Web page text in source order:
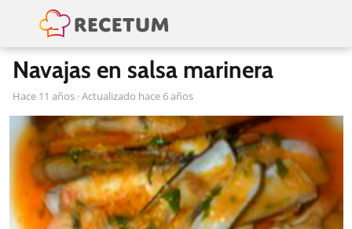
Navajas en salsa marinera
hace 11 años · Actualizado hace 6 años